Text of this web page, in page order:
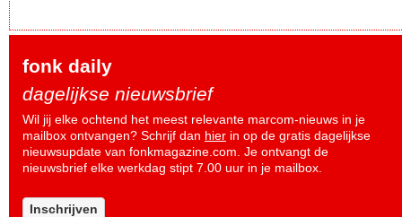
fonk daily
dagelijkse nieuwsbrief
Wil jij elke ochtend het meest relevante marcom-nieuws in je
mailbox ontvangen? Schrijf dan hier in op de gratis dagelijkse
nieuwsupdate van fonkmagazine.com. Je ontvangt de
nieuwsbrief elke werkdag stipt 7.00 uur in je mailbox.
Inschrijven